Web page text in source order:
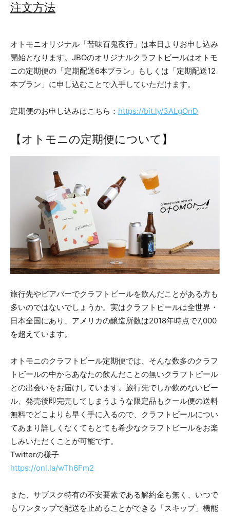
注文方法
オトモニオリジナル「苦味百鬼夜行」は本日よりお申し込み
開始となります。JBOのオリジナルクラフトビールはオトモ
ニの定期便の「定期配送6本プラン」もしくは「定期配送12
本プラン」に申し込むことで入手していただけます。
定期便のお申し込みはこちら： https://bit.ly/3ALgOnD
【オトモニの定期便について】
旅行先やビアバーでクラフトビールを飲んだことがある方も
多いのではないでしょうか。実はクラフトビールは全世界・
日本全国にあり、アメリカの醸造所数は2018年時点で7,000
を超えています。
オトモニのクラフトビール定期便では、そんな数多のクラフ
トビールの中からあなたの飲んだことの無いクラフトビール
との出会いをお届けしています。旅行先でしか飲めないビー
ル、発売後即完売してしまうような限定品もクール便の送料
無料でどこよりも早く手に入るので、クラフトビールについ
てあまり詳しくなくてもとても希少なクラフトビールをお楽
しみいただくことが可能です。
Twitterの様子
https://onl.la/wTh6Fm2
また、サブスク特有の不安要素である解約金も無く、いつで
もワンタップで配送を止めることができる「スキップ」機能